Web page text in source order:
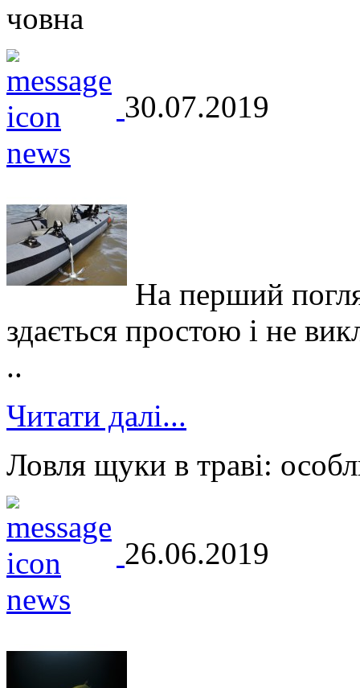
човна
30.07.2019
На перший
здається простою і не
..
Читати далі...
Ловля щуки в траві:
26.06.2019